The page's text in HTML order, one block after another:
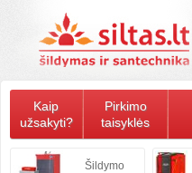
Kaip
užsakyti?
Pirkimo
taisyklės
Šildymo